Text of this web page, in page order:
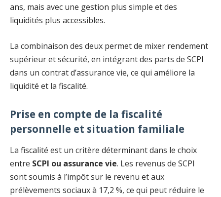
ans, mais avec une gestion plus simple et des
liquidités plus accessibles.
La combinaison des deux permet de mixer rendement
supérieur et sécurité, en intégrant des parts de SCPI
dans un contrat d’assurance vie, ce qui améliore la
liquidité et la fiscalité.
Prise en compte de la fiscalité
personnelle et situation familiale
La fiscalité est un critère déterminant dans le choix
entre SCPI ou assurance vie. Les revenus de SCPI
sont soumis à l’impôt sur le revenu et aux
prélèvements sociaux à 17,2 %, ce qui peut réduire le